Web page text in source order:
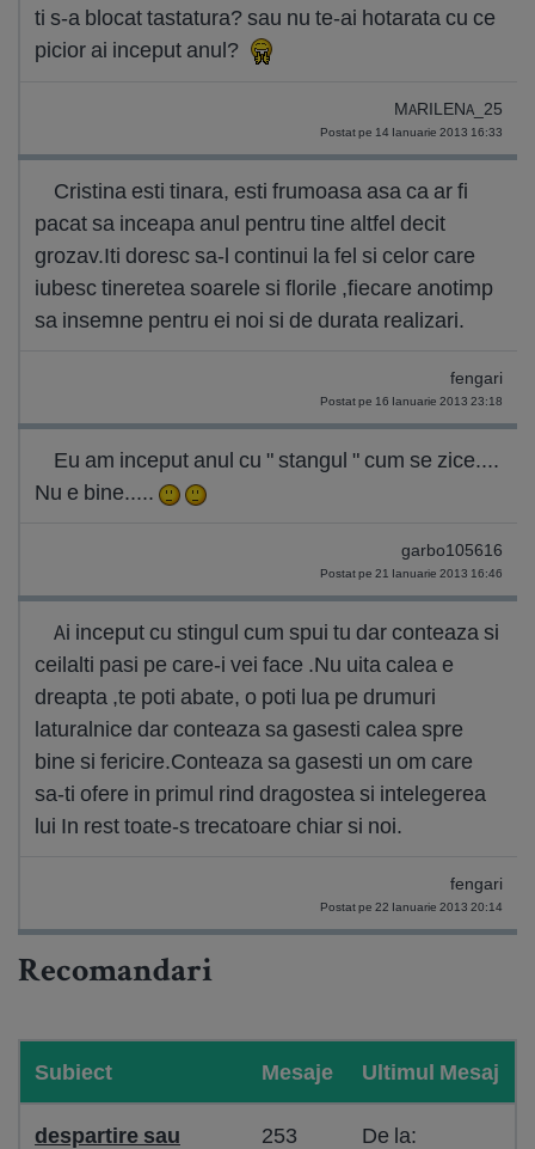
ti s-a blocat tastatura? sau nu te-ai hotarata cu ce
picior ai inceput anul?
MARILENA_25
Postat pe 14 Ianuarie 2013 16:33
Cristina esti tinara, esti frumoasa asa ca ar fi
pacat sa inceapa anul pentru tine altfel decit
grozav.Iti doresc sa-l continui la fel si celor care
iubesc tineretea soarele si florile ,fiecare anotimp
sa insemne pentru ei noi si de durata realizari.
fengari
Postat pe 16 Ianuarie 2013 23:18
Eu am inceput anul cu " stangul " cum se zice....
Nu e bine.....
garbo105616
Postat pe 21 Ianuarie 2013 16:46
Ai inceput cu stingul cum spui tu dar conteaza si
ceilalti pasi pe care-i vei face .Nu uita calea e
dreapta ,te poti abate, o poti lua pe drumuri
laturalnice dar conteaza sa gasesti calea spre
bine si fericire.Conteaza sa gasesti un om care
sa-ti ofere in primul rind dragostea si intelegerea
lui In rest toate-s trecatoare chiar si noi.
fengari
Postat pe 22 Ianuarie 2013 20:14
Recomandari
Subiect Mesaje Ultimul Mesaj
despartire sau
253
De la: